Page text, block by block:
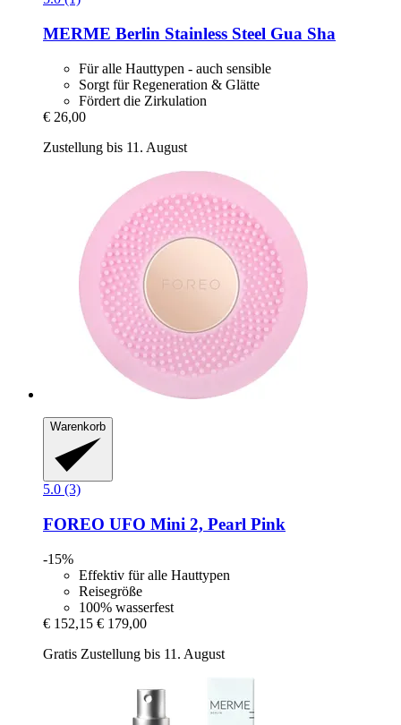
MERME Berlin Stainless Steel Gua Sha
Für alle Hauttypen - auch sensible
Sorgt für Regeneration & Glätte
Fördert die Zirkulation
€ 26,00
Zustellung bis 11. August
Warenkorb
5.0 (3)
FOREO UFO Mini 2, Pearl Pink
-15%
Effektiv für alle Hauttypen
Reisegröße
100% wasserfest
€ 152,15 € 179,00
Gratis Zustellung bis 11. August